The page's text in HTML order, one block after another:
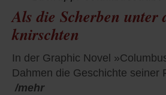
Als die Scherben unter
knirschten
In der Graphic Novel
Dahmen die Geschichte seiner
/mehr